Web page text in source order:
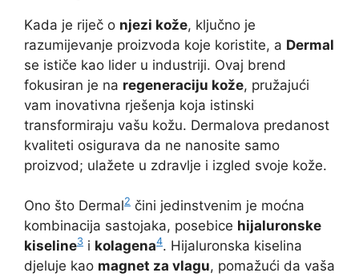
Kada je riječ o njezi kože, ključno je
razumijevanje proizvoda koje koristite, a Dermal
se ističe kao lider u industriji. Ovaj brend
fokusiran je na regeneraciju kože, pružajući
vam inovativna rješenja koja istinski
transformiraju vašu kožu. Dermalova predanost
kvaliteti osigurava da ne nanosite samo
proizvod; ulažete u zdravlje i izgled svoje kože.
Ono što Dermal2 čini jedinstvenim je moćna
kombinacija sastojaka, posebice hijaluronske
kiseline3 i kolagena4. Hijaluronska kiselina
djeluje kao magnet za vlagu, pomažući da vaša